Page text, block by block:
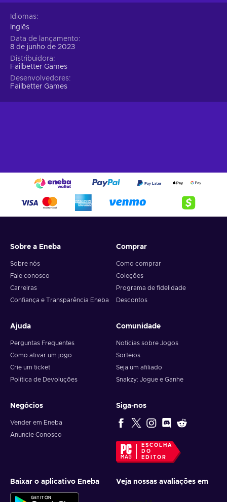
Idiomas
Inglês
Data de lançamento
8 de junho de 2023
Distribuidora
Failbetter Games
Desenvolvedores
Failbetter Games
Sobre a Eneba
Sobre nós
Fale conosco
Carreiras
Confiança e Transparência Eneba
Comprar
Como comprar
Coleções
Programa de fidelidade
Descontos
Ajuda
Perguntas Frequentes
Como ativar um jogo
Crie um ticket
Política de Devoluções
Comunidade
Notícias sobre Jogos
Sorteios
Seja um afiliado
Snakzy: Jogue e Ganhe
Negócios
Vender em Eneba
Anuncie Conosco
Siga-nos
ESCOLHA
DO
EDITOR
Baixar o aplicativo Eneba Veja nossas avaliações em